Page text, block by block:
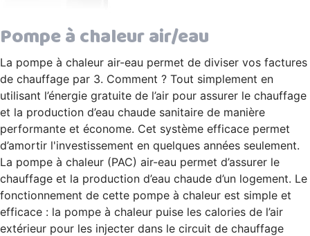
Pompe à chaleur air/eau
La pompe à chaleur air-eau permet de diviser vos factures
de chauffage par 3. Comment ? Tout simplement en
utilisant l’énergie gratuite de l’air pour assurer le chauffage
et la production d’eau chaude sanitaire de manière
performante et économe. Cet système efficace permet
d’amortir l'investissement en quelques années seulement.
La pompe à chaleur (PAC) air-eau permet d’assurer le
chauffage et la production d’eau chaude d’un logement. Le
fonctionnement de cette pompe à chaleur est simple et
efficace : la pompe à chaleur puise les calories de l’air
extérieur pour les injecter dans le circuit de chauffage